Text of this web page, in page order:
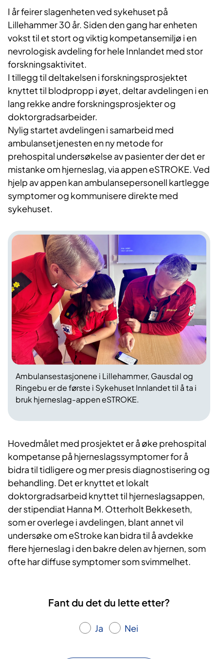
I år feirer slagenheten ved sykehuset på
Lillehammer 30 år. Siden den gang har enheten
vokst til et stort og viktig kompetansemiljø i en
nevrologisk avdeling for hele Innlandet med stor
forskningsaktivitet.
I tillegg til deltakelsen i forskningsprosjektet
knyttet til blodpropp i øyet, deltar avdelingen i en
lang rekke andre forskningsprosjekter og
doktorgradsarbeider.
Nylig startet avdelingen i samarbeid med
ambulansetjenesten en ny metode for
prehospital undersøkelse av pasienter der det er
mistanke om hjerneslag, via appen eSTROKE. Ved
hjelp av appen kan ambulansepersonell kartlegge
symptomer og kommunisere direkte med
sykehuset.
Ambulansestasjonene i Lillehammer, Gausdal og
Ringebu er de første i Sykehuset Innlandet til å ta i
bruk hjerneslag-appen eSTROKE.
Hovedmålet med prosjektet er å øke prehospital
kompetanse på hjerneslagssymptomer for å
bidra til tidligere og mer presis diagnostisering og
behandling. Det er knyttet et lokalt
doktorgradsarbeid knyttet til hjerneslagsappen,
der stipendiat Hanna M. Otterholt Bekkeseth,
som er overlege i avdelingen, blant annet vil
undersøke om eStroke kan bidra til å avdekke
flere hjerneslag i den bakre delen av hjernen, som
ofte har diffuse symptomer som svimmelhet.
Fant du det du lette etter?
Ja Nei